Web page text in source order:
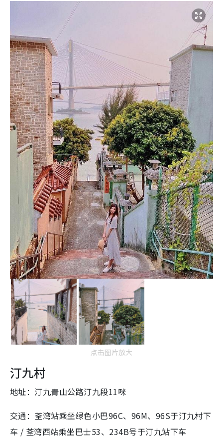
点击图片放大
汀九村
地址：汀九青山公路汀九段11咪
交通：荃湾站乘坐绿色小巴96C、96M、96S于汀九村下
车 / 荃湾西站乘坐巴士53、234B号于汀九站下车